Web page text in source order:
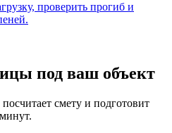
проверить прогиб и
под ваш объект
смету и подготовит